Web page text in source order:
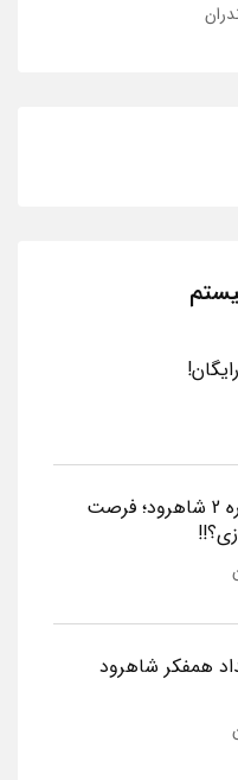
شهرک صنعتی شماره 2 شاهرود؛ فرصت
همفکر شاهرود